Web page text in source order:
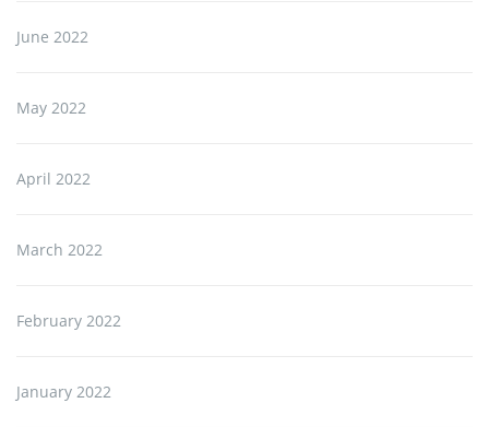
June 2022
May 2022
April 2022
March 2022
February 2022
January 2022